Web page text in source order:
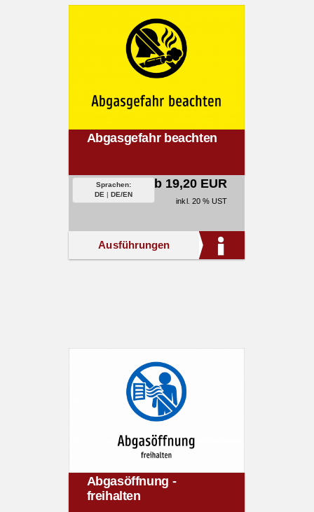
Abgasgefahr beachten
Sprachen:
DE | DE/EN
ab 19,20 EUR
inkl. 20 % UST
Ausführungen
Abgasöffnung -
freihalten